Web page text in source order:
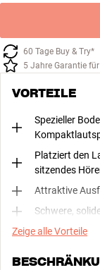
60 Tage Buy & Try*
5 Jahre Garantie
VORTEILE
Spezieller
Platziert den
sitzendes
Attraktive
Schwere,
Zeige alle Vorteile